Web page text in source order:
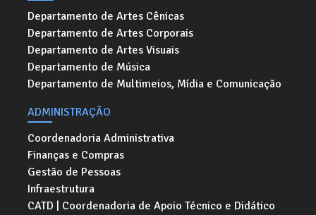
Departamento de Artes Cênicas
Departamento de Artes Corporais
Departamento de Artes Visuais
Departamento de Música
Departamento de Multimeios, Mídia e Comunicação
ADMINISTRAÇÃO
Coordenadoria Administrativa
Finanças e Compras
Gestão de Pessoas
Infraestrutura
CATD | Coordenadoria de Apoio Técnico e Didático